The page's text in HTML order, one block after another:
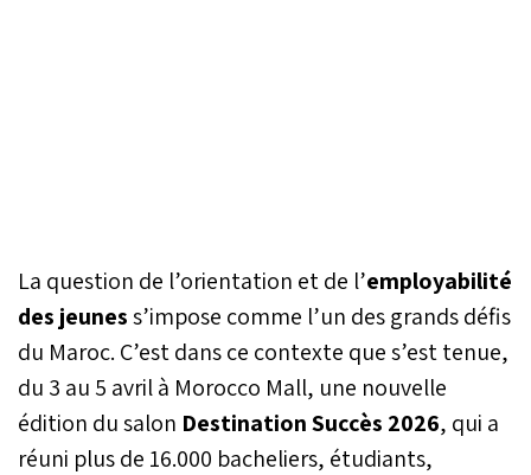
La question de l’orientation et de l’employabilité
des jeuness’impose comme l’un des grands défis
du Maroc. C’est dans ce contexte que s’est tenue,
du 3 au 5 avril à Morocco Mall, une nouvelle
édition du salon Destination Succès 2026, qui a
réuni plus de 16.000 bacheliers, étudiants,